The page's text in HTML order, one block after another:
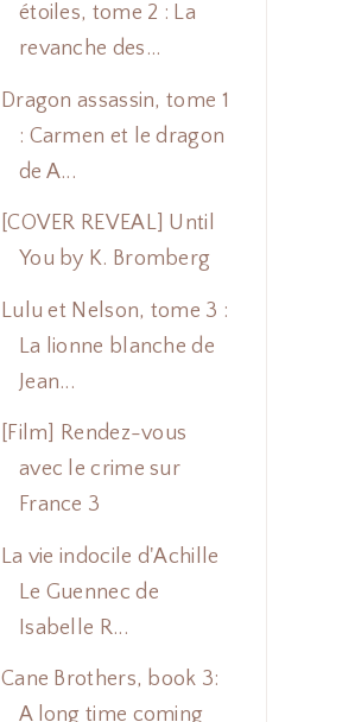
étoiles, tome 2 : La
revanche des...
Dragon assassin, tome 1
: Carmen et le dragon
de A...
[COVER REVEAL] Until
You by K. Bromberg
Lulu et Nelson, tome 3 :
La lionne blanche de
Jean...
[Film] Rendez-vous
avec le crime sur
France 3
La vie indocile d'Achille
Le Guennec de
Isabelle R...
Cane Brothers, book 3:
A long time coming